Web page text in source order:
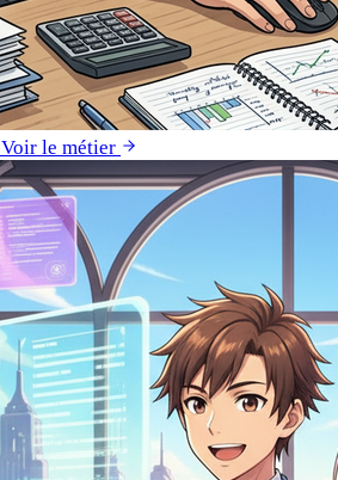
Voir le métier